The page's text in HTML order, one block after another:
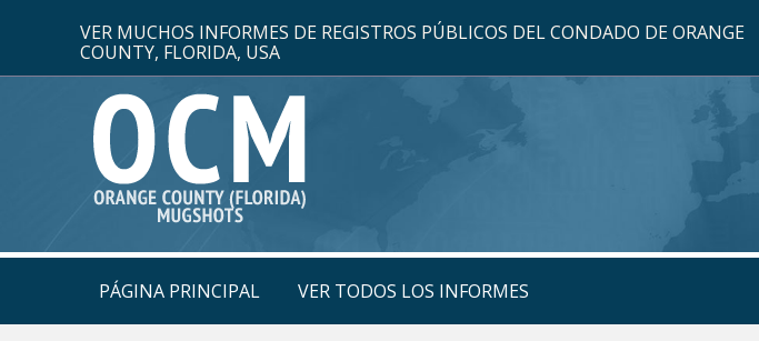
VER MUCHOS INFORMES DE REGISTROS PÚBLICOS DEL CONDADO DE ORANGE
COUNTY, FLORIDA, USA
PÁGINA PRINCIPAL VER TODOS LOS INFORMES